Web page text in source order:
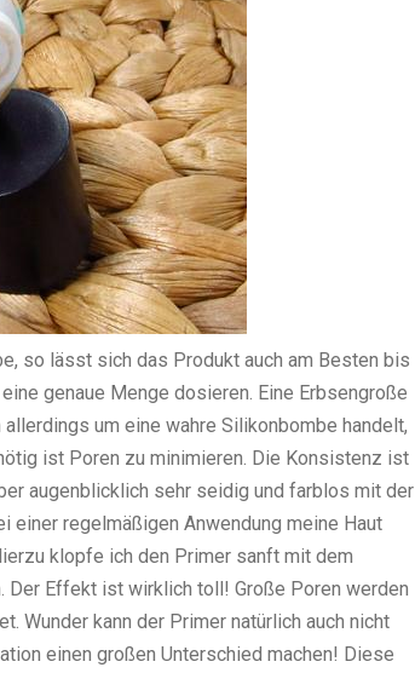
so lässt sich das Produkt auch am Besten bis
genaue Menge dosieren. Eine Erbsengroße
um eine wahre Silikonbombe handelt,
ist Poren zu minimieren. Die Konsistenz ist
augenblicklich sehr seidig und farblos mit der
einer regelmäßigen Anwendung meine Haut
klopfe ich den Primer sanft mit dem
Der Effekt ist wirklich toll! Große Poren werden
Wunder kann der Primer natürlich auch nicht
einen großen Unterschied machen! Diese